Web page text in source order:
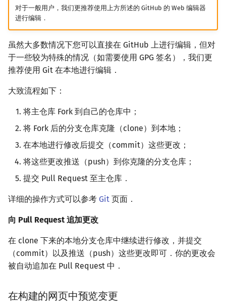
对于一般用户，我们更推荐使用上方所述的 GitHub 的 Web 编辑器
进行编辑．
虽然大多数情况下您可以直接在 GitHub 上进行编辑，但对
于一些较为特殊的情况（如需要使用 GPG 签名），我们更
推荐使用 Git 在本地进行编辑．
大致流程如下：
将主仓库 Fork 到自己的仓库中；
将 Fork 后的分支仓库克隆（clone）到本地；
在本地进行修改后提交（commit）这些更改；
将这些更改推送（push）到你克隆的分支仓库；
提交 Pull Request 至主仓库．
详细的操作方式可以参考 Git 页面．
向 Pull Request 追加更改
在 clone 下来的本地分支仓库中继续进行修改，并提交
（commit）以及推送（push）这些更改即可．你的更改会
被自动追加在 Pull Request 中．
在构建的网页中预览变更